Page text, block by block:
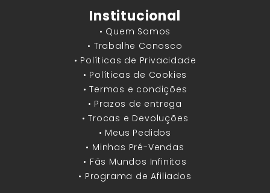
Institucional
• Quem Somos
• Trabalhe Conosco
• Políticas de Privacidade
• Políticas de Cookies
• Termos e condições
• Prazos de entrega
• Trocas e Devoluções
• Meus Pedidos
• Minhas Pré-Vendas
• Fãs Mundos Infinitos
• Programa de Afiliados